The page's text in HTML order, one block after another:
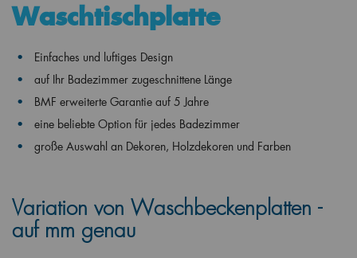
Waschtischplatte
Einfaches und luftiges Design
auf Ihr Badezimmer zugeschnittene Länge
BMF erweiterte Garantie auf 5 Jahre
eine beliebte Option für jedes Badezimmer
große Auswahl an Dekoren, Holzdekoren und Farben
Variation von Waschbeckenplatten -
auf mm genau